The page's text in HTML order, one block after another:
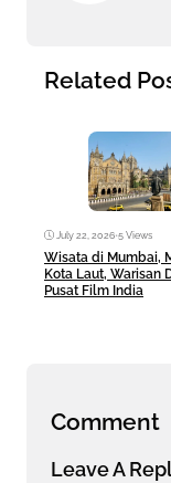
Related
July 22, 2026•5 Views
Wisata di Mumbai,
Kota Laut, Warisan
Pusat Film India
Comment
Leave A